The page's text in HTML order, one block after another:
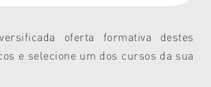
oferta formativa destes
e selecione um dos cursos da sua